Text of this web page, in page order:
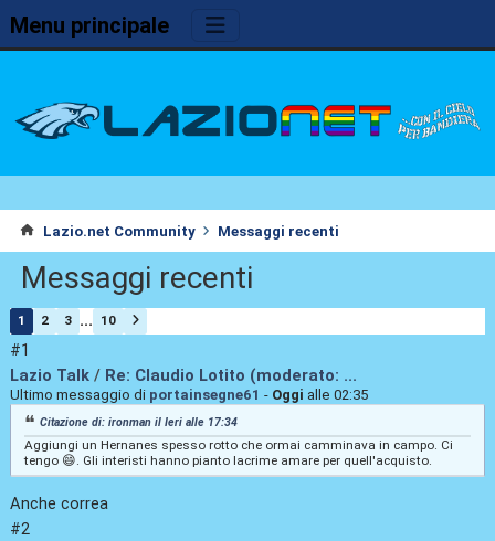
Menu principale
Lazio.net Community Messaggi recenti
Messaggi recenti
1 2 3 ... 10
#1
Lazio Talk/ Re: Claudio Lotito (moderato: ...
Ultimo messaggio di portainsegne61 - Oggi alle 02:35
Citazione di: ironman ilIeri alle 17:34
Aggiungi un Hernanes spesso rotto che ormai camminava in campo. Ci
tengo 😄. Gli interisti hanno pianto lacrime amare per quell'acquisto.
Anche correa
#2